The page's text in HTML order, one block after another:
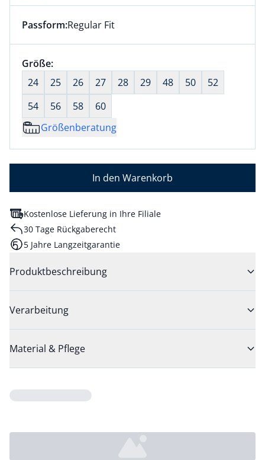
Dieser Artikel hat die Passform Regular Fit. für
Passform:Regular Fit
Größenauswahl:
Größe:nichts ausgewählt
24
25 26 27 28 29 48 50
52
54
56 58
60
Größenberatung
In den Warenkorb
Kostenlose Lieferung in Ihre Filiale
30 Tage Rückgaberecht
5 Jahre Langzeitgarantie
Produktbeschreibung
Verarbeitung
Material & Pflege